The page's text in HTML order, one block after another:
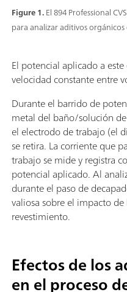
Figure 1.El 894 Professional
para analizar aditivos
El potencial aplicado a
velocidad constante entre
Durante el barrido de
metal del baño/solución
el electrodo de trabajo (el
se retira. La corriente que
trabajo se mide y registra
potencial aplicado. Al
durante el paso de
valiosa sobre el impacto
revestimiento.
Efectos de los
en el proceso